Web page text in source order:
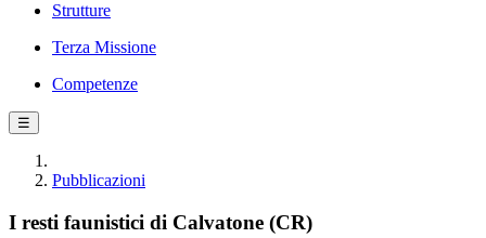
Strutture
Terza Missione
Competenze
☰
Pubblicazioni
I resti faunistici di Calvatone (CR)